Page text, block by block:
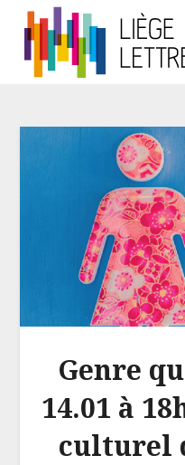
Genre
14.01 à
culturel